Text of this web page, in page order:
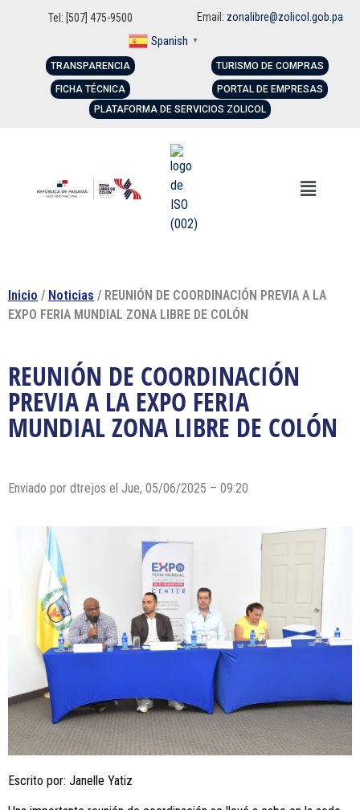
Tel: [507] 475-9500 Email: zonalibre@zolicol.gob.pa
Spanish ▼
TRANSPARENCIA
FICHA TÉCNICA
TURISMO DE COMPRAS
PORTAL DE EMPRESAS
PLATAFORMA DE SERVICIOS ZOLICOL
Inicio / Noticias / REUNIÓN DE COORDINACIÓN PREVIA A LA
EXPO FERIA MUNDIAL ZONA LIBRE DE COLÓN
REUNIÓN DE COORDINACIÓN
PREVIA A LA EXPO FERIA
MUNDIAL ZONA LIBRE DE COLÓN
Enviado por dtrejos el Jue, 05/06/2025 – 09:20
Escrito por: Janelle Yatiz